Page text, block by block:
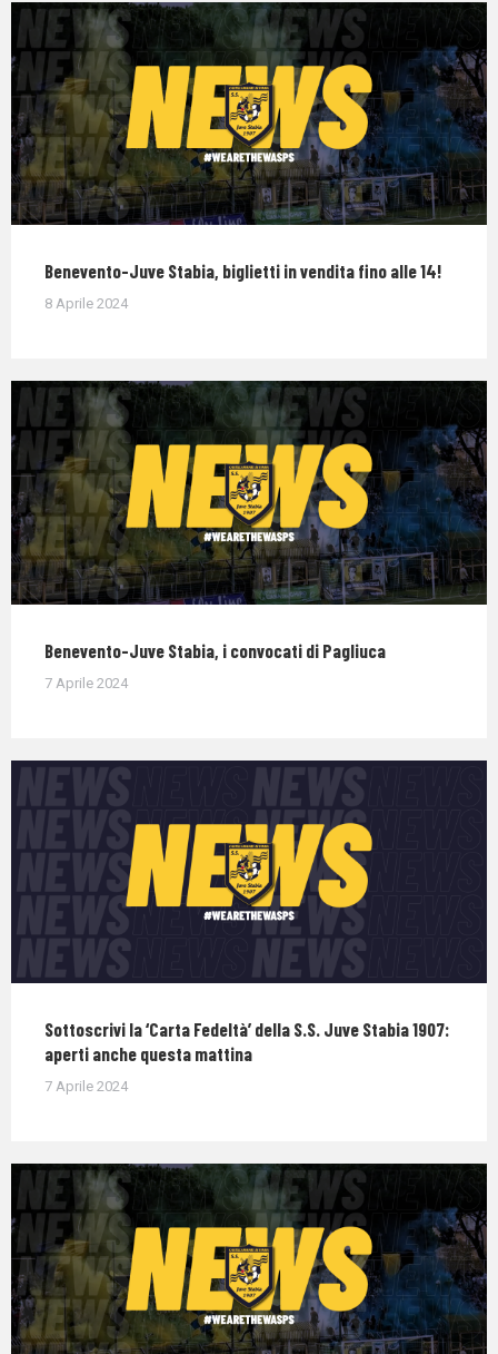
Benevento-Juve Stabia, biglietti in vendita fino alle 14!
8 Aprile 2024
Benevento-Juve Stabia, i convocati di Pagliuca
7 Aprile 2024
Sottoscrivi la ‘Carta Fedeltà’ della S.S. Juve Stabia 1907:
aperti anche questa mattina
7 Aprile 2024